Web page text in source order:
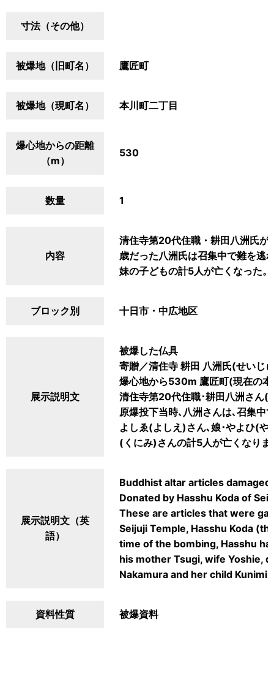
寸法（その他）
被爆地（旧町名） 鷹匠町
被爆地（現町名） 本川町二丁目
爆心地からの距離
（m）
530
数量 1
内容
清住寺第20代住職・耕田八洲氏
歳だった八洲氏は召集中で難を逃
妹の子どもの計5人が亡くなった。
ブロック別 十日市・中広地区
展示説明文
被爆した仏具
寄贈／清住寺 耕田 八洲氏(せいじ
爆心地から530m 鷹匠町(現在の
清住寺第20代住職･耕田八洲さん(
原爆投下当時､八洲さんは､召集中
よしゑ(よしえ)さん､娘･やよひ(や
(くにみ)さんの計5人が亡くなりま
展示説明文（英
語）
Buddhist altar articles
Donated by Hasshu Koda of
These are articles that were
Seijuji Temple, Hasshu Koda
time of the bombing, Hasshu
his mother Tsugi, wife Yoshie,
Nakamura and her child
資料性質 被爆資料